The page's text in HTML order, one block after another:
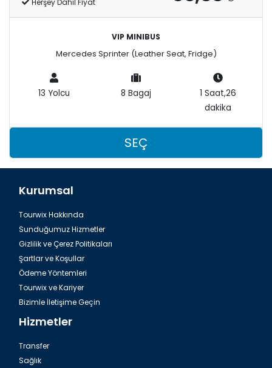
Herşey Dahil Fiyat
VIP MINIBUS
Mercedes Sprinter (Leather Seat, Fridge)
13 Yolcu 8 Bagaj
1 Saat,26
dakika
SEÇ
Kurumsal
Tourwix Hakkında
Sunduğumuz Hizmetler
Gizlilik ve Çerez Politikaları
Şartlar ve Koşullar
Ödeme Yöntemleri
Tourwix ve Kariyer
Bizimle İletişime Geçin
Hizmetler
Transfer
Sağlık